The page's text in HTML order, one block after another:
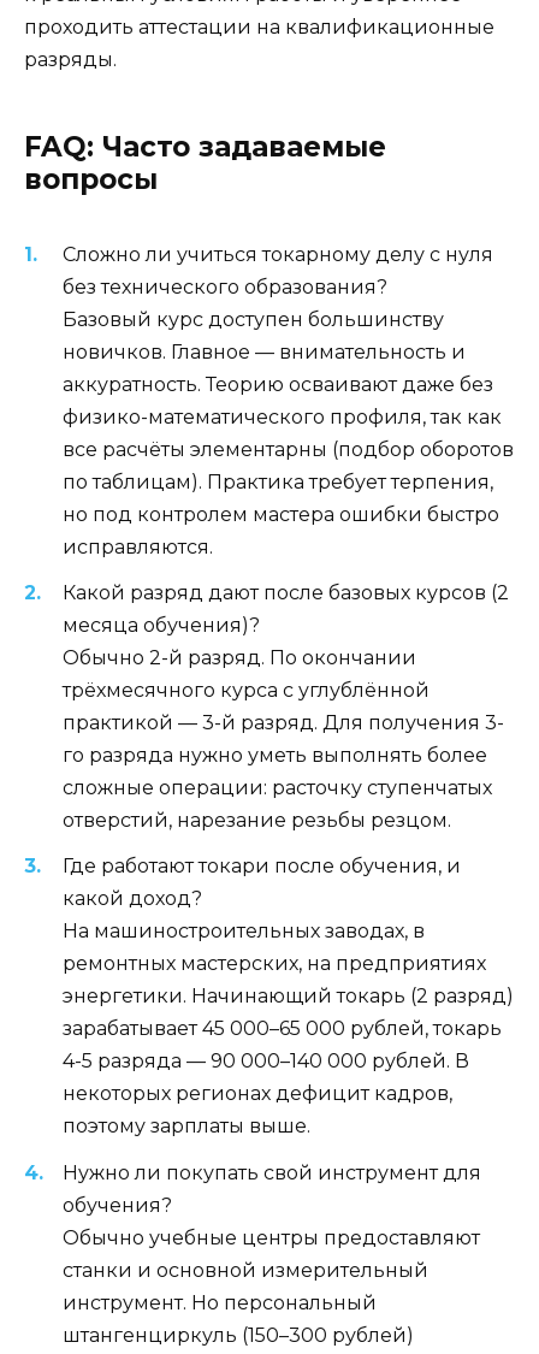
проходить аттестации на квалификационные
разряды.
FAQ: Часто задаваемые
вопросы
Сложно ли учиться токарному делу с нуля
без технического образования?
Базовый курс доступен большинству
новичков. Главное — внимательность и
аккуратность. Теорию осваивают даже без
физико-математического профиля, так как
все расчёты элементарны (подбор оборотов
по таблицам). Практика требует терпения,
но под контролем мастера ошибки быстро
исправляются.
Какой разряд дают после базовых курсов (2
месяца обучения)?
Обычно 2-й разряд. По окончании
трёхмесячного курса с углублённой
практикой — 3-й разряд. Для получения 3-
го разряда нужно уметь выполнять более
сложные операции: расточку ступенчатых
отверстий, нарезание резьбы резцом.
Где работают токари после обучения, и
какой доход?
На машиностроительных заводах, в
ремонтных мастерских, на предприятиях
энергетики. Начинающий токарь (2 разряд)
зарабатывает 45 000–65 000 рублей, токарь
4-5 разряда — 90 000–140 000 рублей. В
некоторых регионах дефицит кадров,
поэтому зарплаты выше.
Нужно ли покупать свой инструмент для
обучения?
Обычно учебные центры предоставляют
станки и основной измерительный
инструмент. Но персональный
штангенциркуль (150–300 рублей)